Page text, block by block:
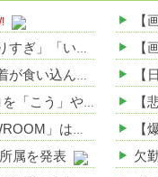
木村祐一の変貌ぶりに「渋くなりすぎ」「いつの間にかイケおじに」の声 他
【画像】グラドル東雲うみ、水着が食い込んだ横尻がHすぎる 他
【速報】乃木坂5期生、すぐベロを「こう」やってシてしまうwwwwww 他
本日8/6の乃木坂46「猫舌SHOWROOM」は筒井あやめ＆鈴木佑捺
属を発表